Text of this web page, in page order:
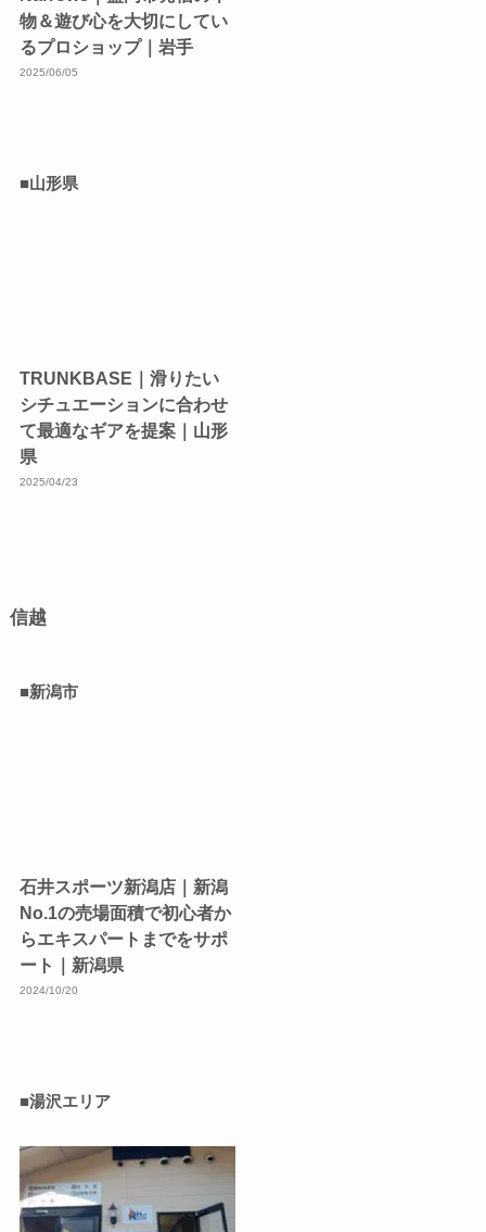
物＆遊び心を大切にしてい
るプロショップ｜岩手
2025/06/05
■山形県
TRUNKBASE｜滑りたい
シチュエーションに合わせ
て最適なギアを提案｜山形
県
2025/04/23
信越
■新潟市
石井スポーツ新潟店｜新潟
No.1の売場面積で初心者か
らエキスパートまでをサポ
ート｜新潟県
2024/10/20
■湯沢エリア